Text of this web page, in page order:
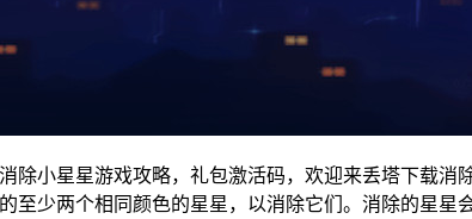
除小星星游戏攻略，礼包激活码，欢迎来丢塔下载
至少两个相同颜色的星星，以消除它们。消除的星